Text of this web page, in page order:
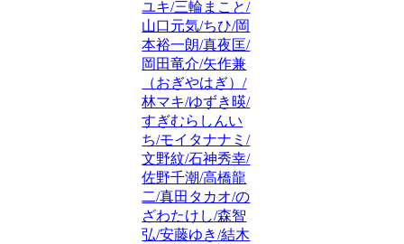
ユキ/三輪まこと/
山口元気/ちひ/岡
本裕一朗/真夜匡/
岡田竜介/矢作兼
（おぎやはぎ）/
林マキ/ゆずき暎/
すぎむらしんい
ち/モイタナナミ/
文野紋/石神秀幸/
佐野千潮/高橋龍
二/真田タカオ/の
ざわたけし/森智
弘/安藤ゆき/結木